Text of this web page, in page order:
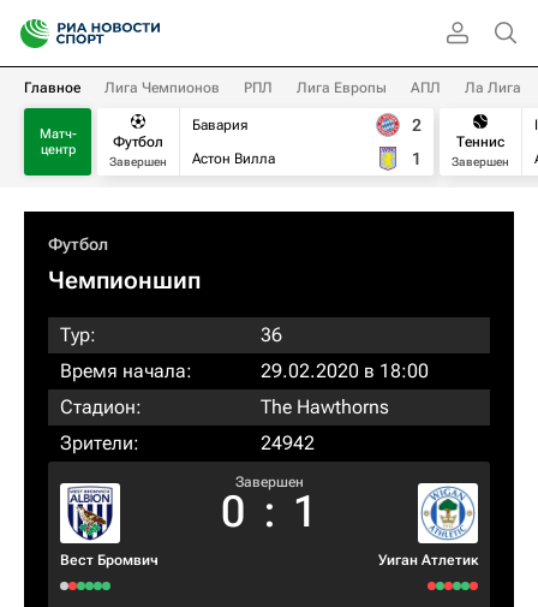
Главное Лига Чемпионов РПЛ Лига Европы АПЛ Ла Лига
Матч-
центр
Футбол
Завершен
Бавария
Астон Вилла
2
1
Теннис
Завершен
Футбол
Чемпионшип
Тур:
36
Время начала:
29.02.2020 в 18:00
Стадион:
The Hawthorns
Зрители:
24942
Вест Бромвич
Завершен
0 : 1
Уиган Атлетик